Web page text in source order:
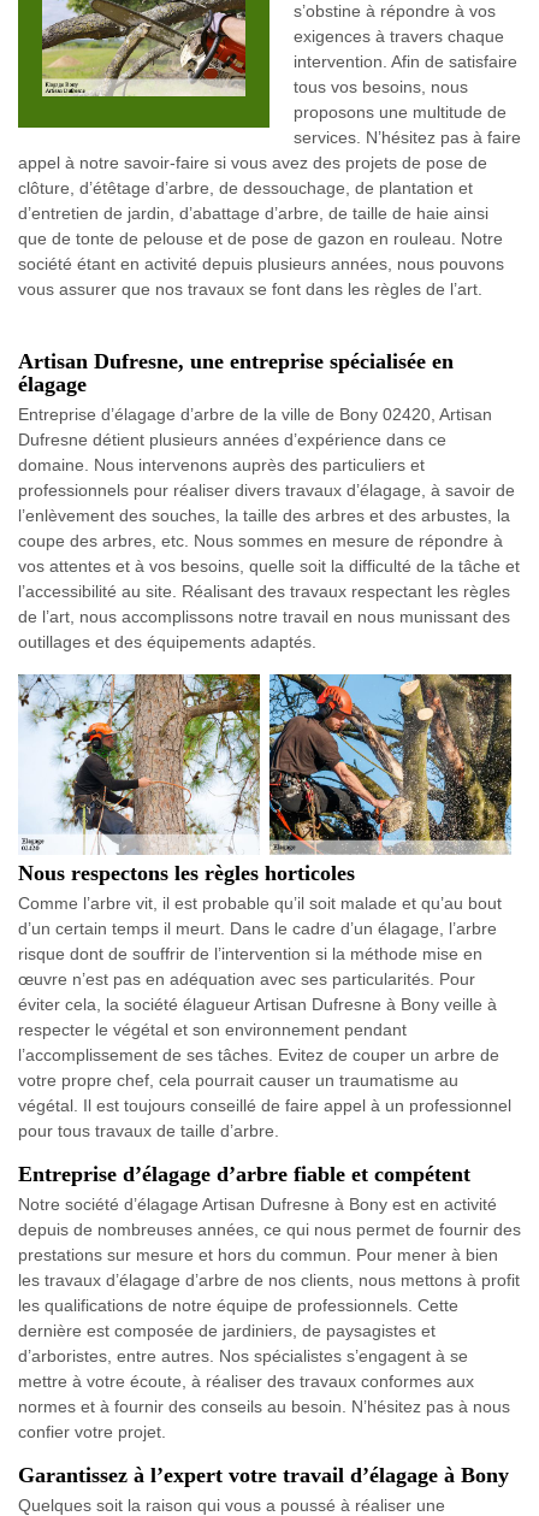
s’obstine à répondre à vos
exigences à travers chaque
intervention. Afin de satisfaire
tous vos besoins, nous
proposons une multitude de
services. N’hésitez pas à faire
appel à notre savoir-faire si vous avez des projets de pose de
clôture, d’étêtage d’arbre, de dessouchage, de plantation et
d’entretien de jardin, d’abattage d’arbre, de taille de haie ainsi
que de tonte de pelouse et de pose de gazon en rouleau. Notre
société étant en activité depuis plusieurs années, nous pouvons
vous assurer que nos travaux se font dans les règles de l’art.
Artisan Dufresne, une entreprise spécialisée en
élagage
Entreprise d’élagage d’arbre de la ville de Bony 02420, Artisan
Dufresne détient plusieurs années d’expérience dans ce
domaine. Nous intervenons auprès des particuliers et
professionnels pour réaliser divers travaux d’élagage, à savoir de
l’enlèvement des souches, la taille des arbres et des arbustes, la
coupe des arbres, etc. Nous sommes en mesure de répondre à
vos attentes et à vos besoins, quelle soit la difficulté de la tâche et
l’accessibilité au site. Réalisant des travaux respectant les règles
de l’art, nous accomplissons notre travail en nous munissant des
outillages et des équipements adaptés.
Nous respectons les règles horticoles
Comme l’arbre vit, il est probable qu’il soit malade et qu’au bout
d’un certain temps il meurt. Dans le cadre d’un élagage, l’arbre
risque dont de souffrir de l’intervention si la méthode mise en
œuvre n’est pas en adéquation avec ses particularités. Pour
éviter cela, la société élagueur Artisan Dufresne à Bony veille à
respecter le végétal et son environnement pendant
l’accomplissement de ses tâches. Evitez de couper un arbre de
votre propre chef, cela pourrait causer un traumatisme au
végétal. Il est toujours conseillé de faire appel à un professionnel
pour tous travaux de taille d’arbre.
Entreprise d’élagage d’arbre fiable et compétent
Notre société d’élagage Artisan Dufresne à Bony est en activité
depuis de nombreuses années, ce qui nous permet de fournir des
prestations sur mesure et hors du commun. Pour mener à bien
les travaux d’élagage d’arbre de nos clients, nous mettons à profit
les qualifications de notre équipe de professionnels. Cette
dernière est composée de jardiniers, de paysagistes et
d’arboristes, entre autres. Nos spécialistes s’engagent à se
mettre à votre écoute, à réaliser des travaux conformes aux
normes et à fournir des conseils au besoin. N’hésitez pas à nous
confier votre projet.
Garantissez à l’expert votre travail d’élagage à Bony
Quelques soit la raison qui vous a poussé à réaliser une